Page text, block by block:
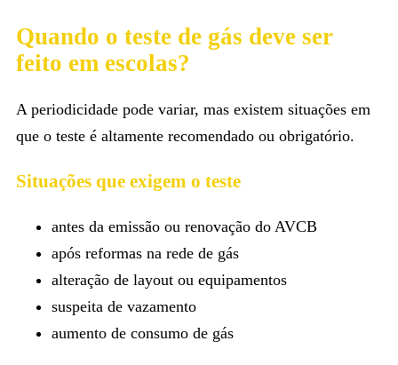
Quando o teste de gás deve ser
feito em escolas?
A periodicidade pode variar, mas existem situações em
que o teste é altamente recomendado ou obrigatório.
Situações que exigem o teste
antes da emissão ou renovação do AVCB
após reformas na rede de gás
alteração de layout ou equipamentos
suspeita de vazamento
aumento de consumo de gás